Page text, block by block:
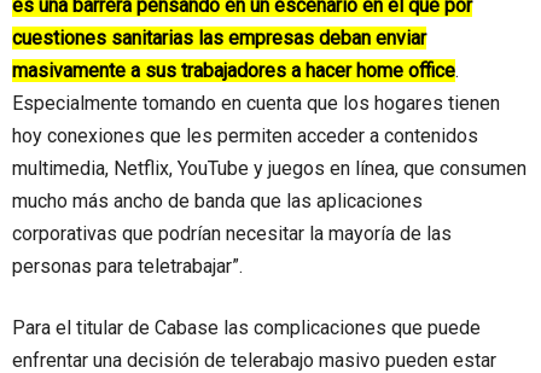
es una barrera pensando en un escenario en el que por
cuestiones sanitarias las empresas deban enviar
masivamente a sus trabajadores a hacer home office.
Especialmente tomando en cuenta que los hogares tienen
hoy conexiones que les permiten acceder a contenidos
multimedia, Netflix, YouTube y juegos en línea, que consumen
mucho más ancho de banda que las aplicaciones
corporativas que podrían necesitar la mayoría de las
personas para teletrabajar”.
Para el titular de Cabase las complicaciones que puede
enfrentar una decisión de telerabajo masivo pueden estar